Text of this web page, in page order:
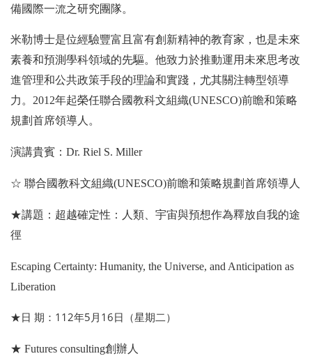
備國際一流之研究團隊。
米勒博士是位經驗豐富且富有創新精神的教育家，也是未來
素養和預測學科領域的先驅。他致力於推動運用未來思考改
進管理和公共政策手段的理論和實踐，尤其關注轉型領導
力。2012年起榮任聯合國教科文組織(UNESCO)前瞻和策略
規劃首席領導人。
演講貴賓：Dr. Riel S. Miller
☆ 聯合國教科文組織(UNESCO)前瞻和策略規劃首席領導人
★講題：超越確定性：人類、宇宙與預想作為釋放自我的途
徑
Escaping Certainty: Humanity, the Universe, and Anticipation as
Liberation
★日 期：112年5月16日（星期二）
★ Futures consulting創辦人